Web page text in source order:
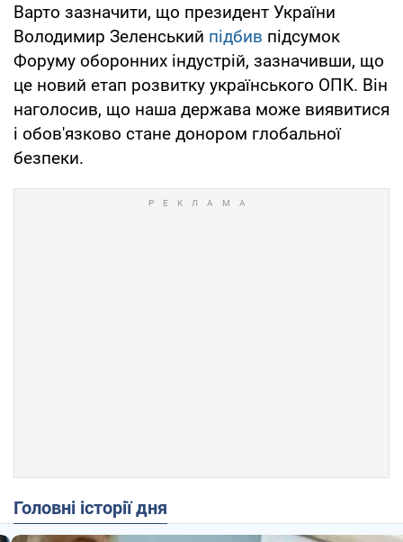
Варто зазначити, що президент України
Володимир Зеленський підбив підсумок
Форуму оборонних індустрій, зазначивши, що
це новий етап розвитку українського ОПК. Він
наголосив, що наша держава може виявитися
і обов'язково стане донором глобальної
безпеки.
Головні історії дня